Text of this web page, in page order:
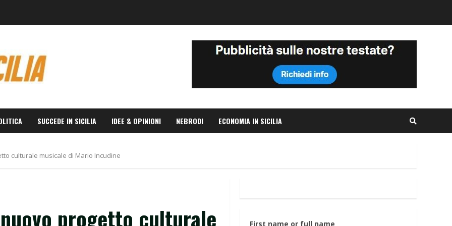
SUCCEDE IN SICILIA IDEE & OPINIONI NEBRODI ECONOMIA IN SICILIA
culturale musicale di Mario Incudine
progetto culturale
First name or full name